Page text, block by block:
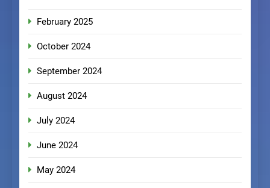
February 2025
October 2024
September 2024
August 2024
July 2024
June 2024
May 2024